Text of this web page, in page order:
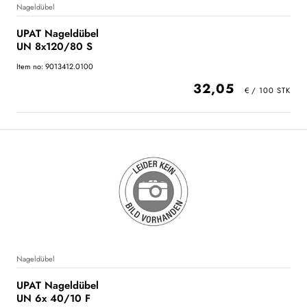
Nageldübel
UPAT Nageldübel
UN 8x120/80 S
Item no: 9013412.0100
32,05
Nageldübel
UPAT Nageldübel
UN 6x 40/10 F